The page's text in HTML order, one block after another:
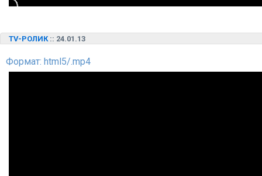
TV-РОЛИК :: 24.01.13
Формат: html5/.mp4